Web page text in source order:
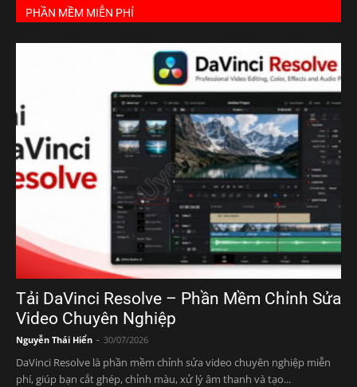
PHẦN MỀM MIỄN PHÍ
Tải DaVinci Resolve – Phần Mềm Chỉnh Sửa
Video Chuyên Nghiệp
Nguyễn Thái Hiển - 30/07/2026
DaVinci Resolve là phần mềm chỉnh sửa video chuyên nghiệp miễn
phí, giúp bạn cắt ghép, chỉnh màu, xử lý âm thanh và tạo...